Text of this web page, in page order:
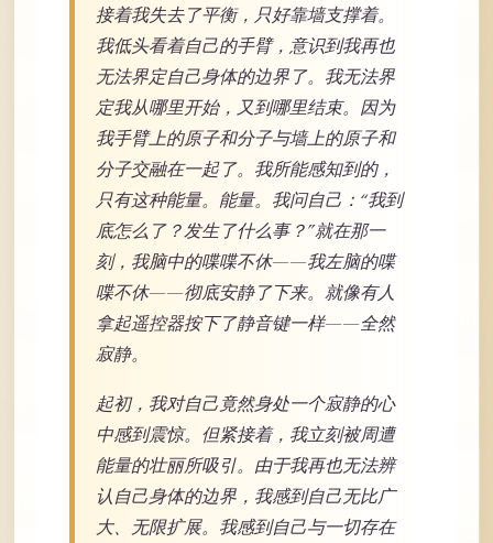
接着我失去了平衡，只好靠墙支撑着。
我低头看着自己的手臂，意识到我再也
无法界定自己身体的边界了。我无法界
定我从哪里开始，又到哪里结束。因为
我手臂上的原子和分子与墙上的原子和
分子交融在一起了。我所能感知到的，
只有这种能量。能量。我问自己：“我到
底怎么了？发生了什么事？”就在那一
刻，我脑中的喋喋不休——我左脑的喋
喋不休——彻底安静了下来。就像有人
拿起遥控器按下了静音键一样——全然
寂静。
起初，我对自己竟然身处一个寂静的心
中感到震惊。但紧接着，我立刻被周遭
能量的壮丽所吸引。由于我再也无法辨
认自己身体的边界，我感到自己无比广
大、无限扩展。我感到自己与一切存在